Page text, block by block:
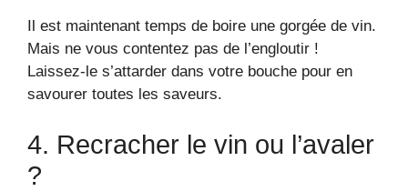
Il est maintenant temps de boire une gorgée de vin.
Mais ne vous contentez pas de l’engloutir !
Laissez-le s’attarder dans votre bouche pour en
savourer toutes les saveurs.
4. Recracher le vin ou l’avaler
?